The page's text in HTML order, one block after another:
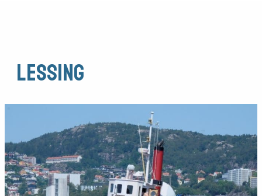
LESSING